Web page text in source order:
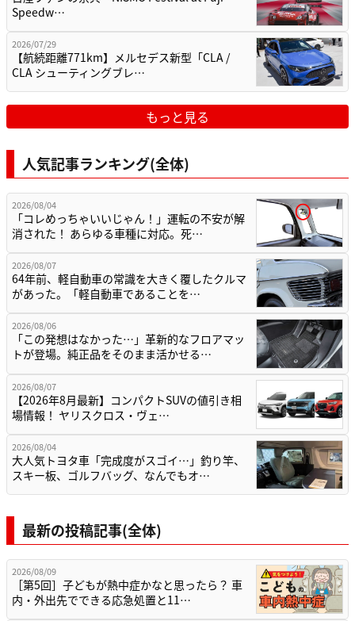
Speedw…
2026/07/29
【航続距離771km】メルセデス新型「CLA /
CLA シューティングブレ…
もっと見る
人気記事ランキング(全体)
2026/08/04
「コレめっちゃいいじゃん！」運転の不安が解
消された！ あらゆる車種に対応。死…
2026/08/07
64年前、軽自動車の常識を大きく覆したクルマ
があった。「軽自動車であることを…
2026/08/06
「この発想はなかった…」革新的なフロアマッ
トが登場。純正品をそのまま活かせる…
2026/08/07
【2026年8月最新】コンパクトSUVの値引き相
場情報！ ヤリスクロス・ヴェ…
2026/08/04
大人気トヨタ車「完成度がスゴイ…」釣り竿、
スキー板、ゴルフバッグ、なんでもオ…
最新の投稿記事(全体)
2026/08/09
［第5回］子どもが熱中症かなと思ったら？ 車
内・外出先でできる応急処置と11…